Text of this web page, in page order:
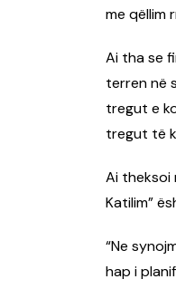
me qëllim
Ai tha se
terren në
tregut e
tregut të
Ai theksoi
Katilim”
“Ne
hap i